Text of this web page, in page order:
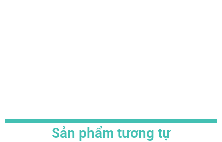
Sản phẩm tương tự